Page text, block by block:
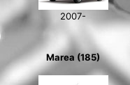
2007-
Marea (185)